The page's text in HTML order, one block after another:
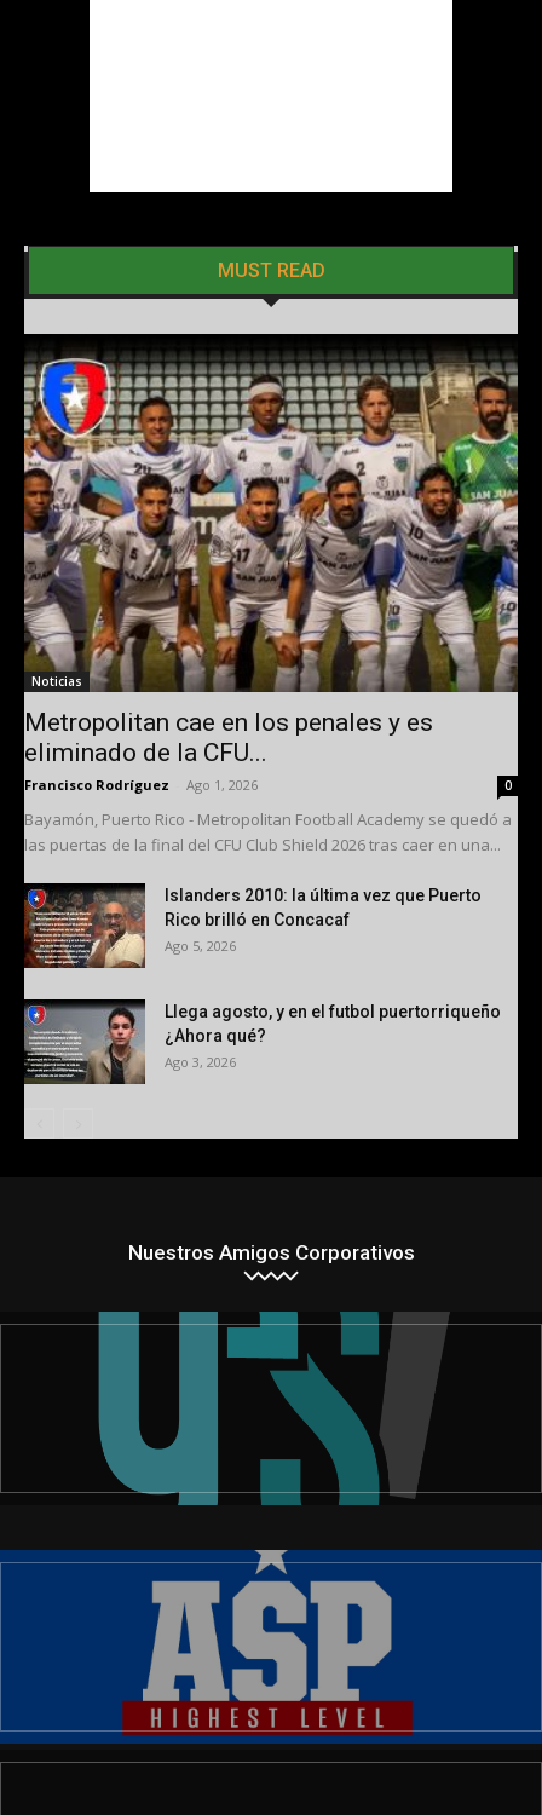
MUST READ
Noticias
Metropolitan cae en los penales y es
eliminado de la CFU...
Francisco Rodríguez Ago 1, 2026 0
Bayamón, Puerto Rico - Metropolitan Football Academy se quedó a
las puertas de la final del CFU Club Shield 2026 tras caer en una...
Islanders 2010: la última vez que Puerto
Rico brilló en Concacaf
Ago 5, 2026
Llega agosto, y en el futbol puertorriqueño
¿Ahora qué?
Ago 3, 2026
Nuestros Amigos Corporativos